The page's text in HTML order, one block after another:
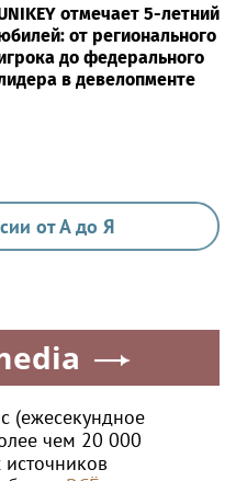
отмечает 5-летний
от регионального
до федерального
в девелопменте
от А до Я
(ежесекундное
чем 20 000